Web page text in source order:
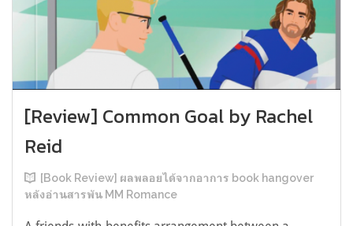
[Review] Common Goal by Rachel
Reid
[Book Review] ผลพลอยได้จากอาการ book hangover
หลังอ่านสารพัน MM Romance